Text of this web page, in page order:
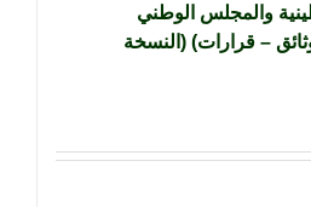
والمجلس الوطني
– قرارات) (النسخة